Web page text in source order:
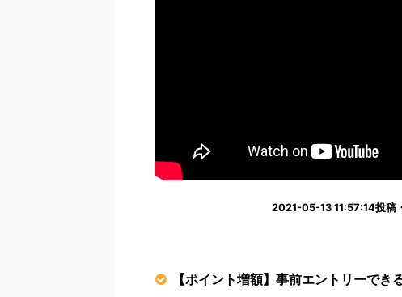
2021-05-13 11:57:14投稿
【ポイント増額】事前エントリーでき